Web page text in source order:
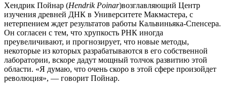
Хендрик Пойнар (Hendrik Poinar)возглавляющий Центр
изучения древней ДНК в Университете Макмастера, с
нетерпением ждет результатов работы Кальвиньяка-Спенсера.
Он согласен с тем, что хрупкость РНК иногда
преувеличивают, и прогнозирует, что новые методы,
некоторые из которых разрабатываются в его собственной
лаборатории, вскоре дадут мощный толчок развитию этой
области. «Я думаю, что очень скоро в этой сфере произойдет
революция», — говорит Пойнар.